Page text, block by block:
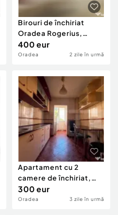
Birouri de închiriat
Oradea Rogerius,
Dotari Premium, Pa...
400 eur
Oradea 2 zile în urmă
Apartament cu 2
camere de închiriat,
Cartierul Nufărul
300 eur
Oradea 3 zile în urmă